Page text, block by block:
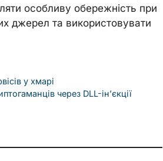
особливу обережність при
джерел та використовувати
у хмарі
через DLL-ін’єкції